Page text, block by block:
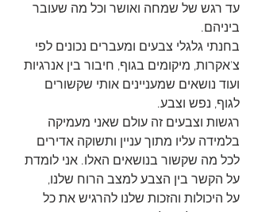
עד רגש של שמחה ואושר וכל מה שעובר
ביניהם.
בחנתי גלגלי צבעים ומעברים נכונים לפי
צ'אקרות, מיקומים בגוף, חיבור בין אנרגיות
ועוד נושאים שמעניינים אותי שקשורים
לגוף, נפש וצבע.
רגשות וצבעים זה עולם שאני מעמיקה
בלמידה עליו מתוך עניין ותשוקה אדירים
לכל מה שקשור בנושאים האלו. אני לומדת
על הקשר בין הצבע למצב הרוח שלנו,
על היכולות והזכות שלנו להרגיש את כל